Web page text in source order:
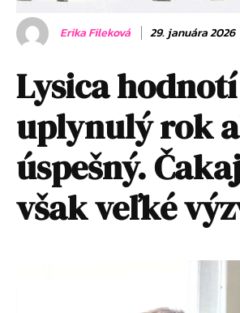
Erika Fileková 29. januára 2026
Lysica hodnotí
uplynulý rok
úspešný.
však veľké